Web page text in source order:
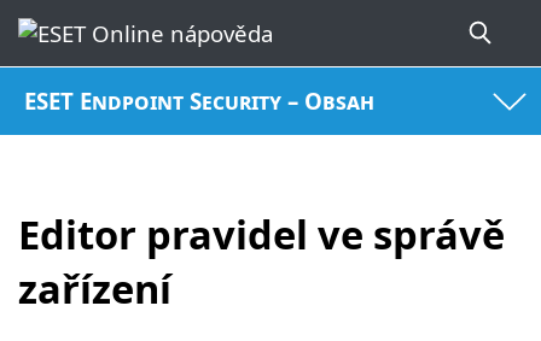
ESET Endpoint Security – Obsah
Editor pravidel ve správě
zařízení